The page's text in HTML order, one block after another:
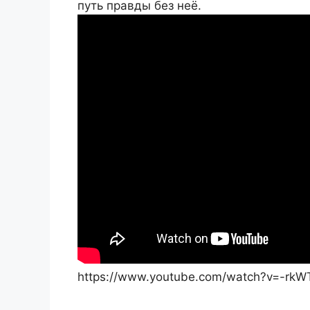
путь правды без неё.
https://www.youtube.com/watch?v=-